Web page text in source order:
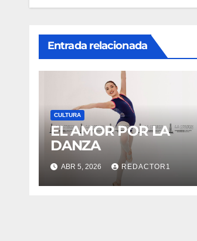
Entrada relacionada
CULTURA
EL AMOR POR LA
DANZA
ABR 5, 2026 REDACTOR1